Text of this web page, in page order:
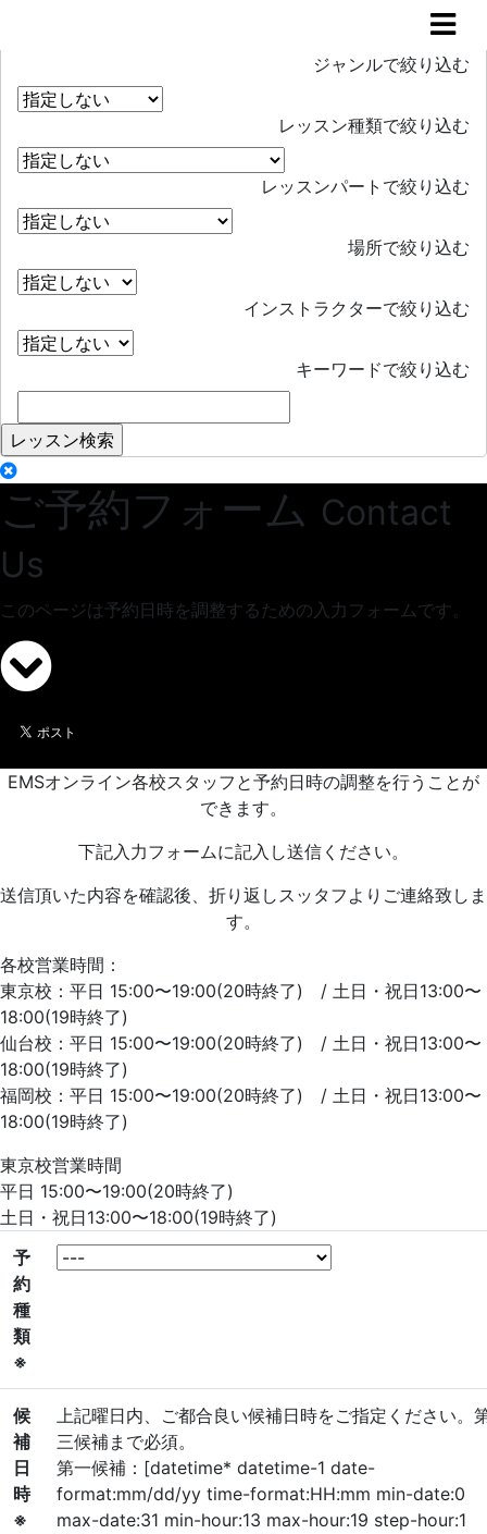
ジャンルで絞り込む
レッスン種類で絞り込む
レッスンパートで絞り込む
場所で絞り込む
インストラクターで絞り込む
キーワードで絞り込む
ご予約フォーム Contact
Us
このページは予約日時を調整するための入力フォームです。
EMSオンライン各校スタッフと予約日時の調整を行うことが
できます。
下記入力フォームに記入し送信ください。
送信頂いた内容を確認後、折り返しスッタフよりご連絡致しま
す。
各校営業時間：
東京校：平日 15:00〜19:00(20時終了) / 土日・祝日13:00〜
18:00(19時終了)
仙台校：平日 15:00〜19:00(20時終了) / 土日・祝日13:00〜
18:00(19時終了)
福岡校：平日 15:00〜19:00(20時終了) / 土日・祝日13:00〜
18:00(19時終了)
東京校営業時間
平日 15:00〜19:00(20時終了)
土日・祝日13:00〜18:00(19時終了)
予
約
種
類
※
候
補
日
時
※
上記曜日内、ご都合良い候補日時をご指定ください。
三候補まで必須。
第一候補：[datetime* datetime-1 date-
format:mm/dd/yy time-format:HH:mm min-date:0
max-date:31 min-hour:13 max-hour:19 step-hour:1